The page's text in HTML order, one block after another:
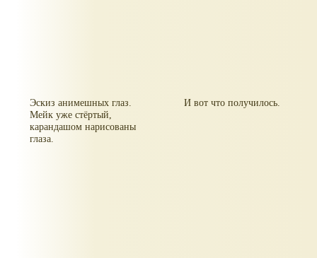
Эскиз анимешных глаз.
Мейк уже стёртый,
карандашом нарисованы
глаза.
И вот что получилось.